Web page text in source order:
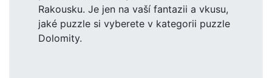
Rakousku. Je jen na vaší fantazii a vkusu,
jaké puzzle si vyberete v kategorii puzzle
Dolomity.